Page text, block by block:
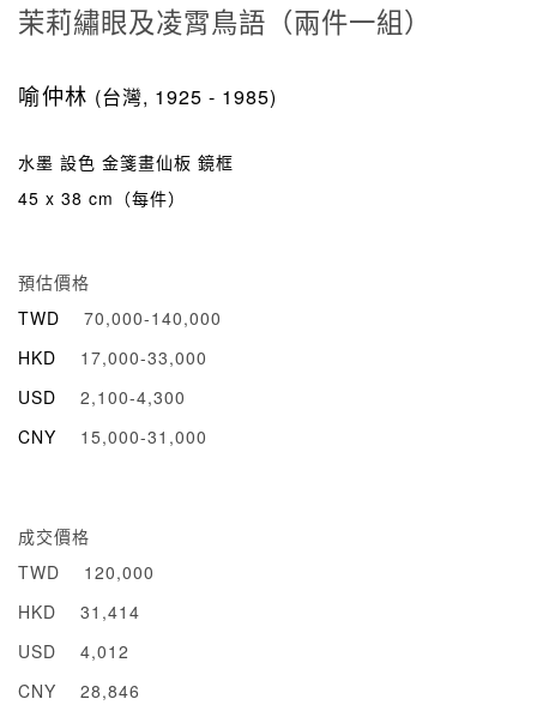
茉莉繡眼及凌霄鳥語（兩件一組）
喻仲林 (台灣, 1925 - 1985)
水墨 設色 金箋畫仙板 鏡框
45 x 38 cm（每件）
預估價格
TWD
70,000-140,000
HKD
17,000-33,000
USD
2,100-4,300
CNY
15,000-31,000
成交價格
TWD
120,000
HKD
31,414
USD
4,012
CNY
28,846